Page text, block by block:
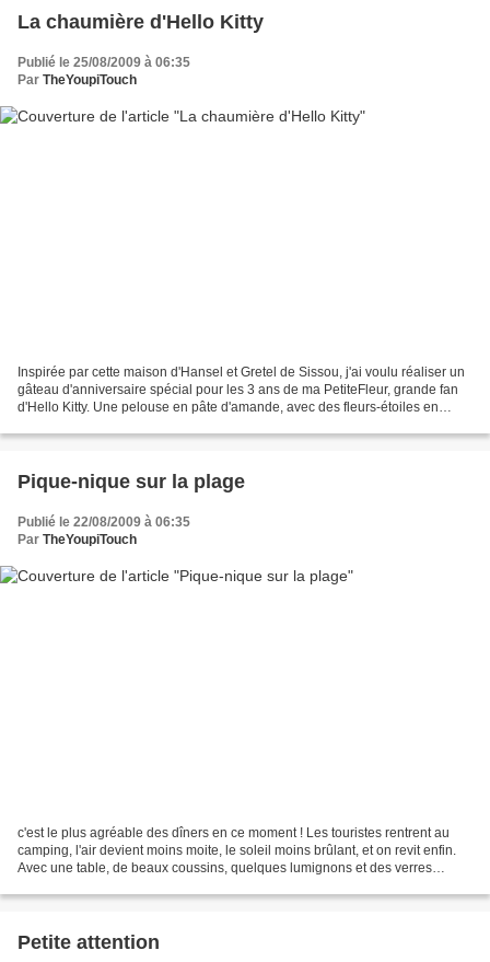
La chaumière d'Hello Kitty
Publié le 25/08/2009 à 06:35
Par TheYoupiTouch
Inspirée par cette maison d'Hansel et Gretel de Sissou, j'ai voulu réaliser un
gâteau d'anniversaire spécial pour les 3 ans de ma PetiteFleur, grande fan
d'Hello Kitty. Une pelouse en pâte d'amande, avec des fleurs-étoiles en
Pique-nique sur la plage
Publié le 22/08/2009 à 06:35
Par TheYoupiTouch
c'est le plus agréable des dîners en ce moment ! Les touristes rentrent au
camping, l'air devient moins moite, le soleil moins brûlant, et on revit enfin.
Avec une table, de beaux coussins, quelques lumignons et des verres
Petite attention